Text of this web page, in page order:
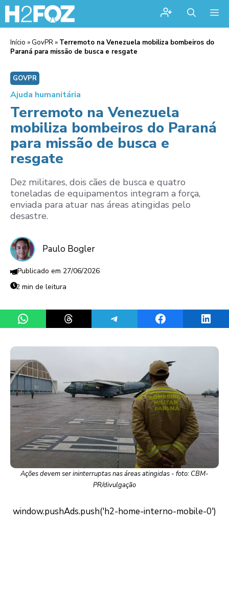
Início » GovPR » Terremoto na Venezuela mobiliza bombeiros do
Paraná para missão de busca e resgate
GOVPR
Ajuda humanitária
Terremoto na Venezuela
mobiliza bombeiros do Paraná
para missão de busca e
resgate
Dez militares, dois cães de busca e quatro
toneladas de equipamentos integram a força,
enviada para atuar nas áreas atingidas pelo
desastre.
Paulo Bogler
27/06/2026
2 min de leitura
Share on WhatsAppShare on ThreadsShare on TelegramShare on Facebook
Ações devem ser ininterruptas nas áreas atingidas - foto: CBM-
PR/divulgação